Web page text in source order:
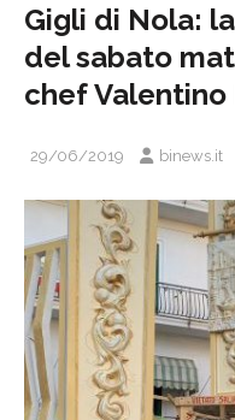
Gigli di Nola:
del sabato
chef
29/06/2019 binews.it